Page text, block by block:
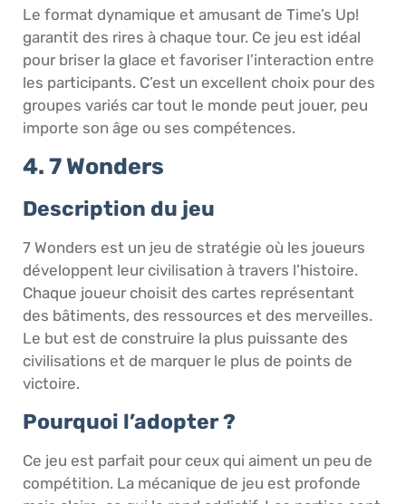
Le format dynamique et amusant de Time’s Up!
garantit des rires à chaque tour. Ce jeu est idéal
pour briser la glace et favoriser l’interaction entre
les participants. C’est un excellent choix pour des
groupes variés car tout le monde peut jouer, peu
importe son âge ou ses compétences.
4. 7 Wonders
Description du jeu
7 Wonders est un jeu de stratégie où les joueurs
développent leur civilisation à travers l’histoire.
Chaque joueur choisit des cartes représentant
des bâtiments, des ressources et des merveilles.
Le but est de construire la plus puissante des
civilisations et de marquer le plus de points de
victoire.
Pourquoi l’adopter ?
Ce jeu est parfait pour ceux qui aiment un peu de
compétition. La mécanique de jeu est profonde